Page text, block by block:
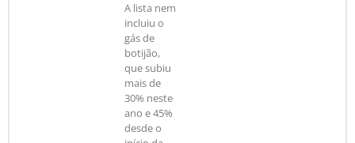
A lista nem
incluiu o
gás de
botijão,
que subiu
mais de
30% neste
ano e 45%
desde o